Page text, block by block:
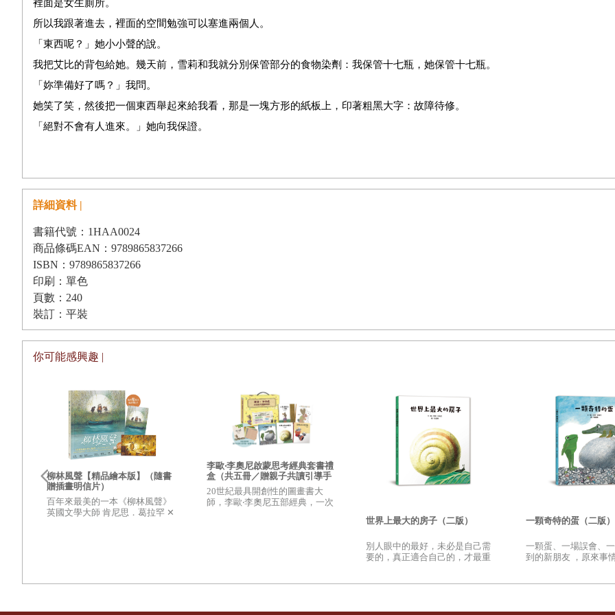
裡面是女生廁所。
所以我跟著進去，裡面的空間勉強可以塞進兩個人。
「東西呢？」她小小聲的說。
我把艾比的背包給她。幾天前，雪莉和我就分別保管部分的食物染劑：我保管十七瓶，她保管十七瓶。
「妳準備好了嗎？」我問。
她笑了笑，然後把一個東西舉起來給我看，那是一塊方形的紙板上，印著粗黑大字：故障待修。
「絕對不會有人進來。」她向我保證。
「萬一有人在裡面怎麼辦？」我問。
「那麼我會去另一間『人魚』。」
「那是男生廁所嗎？你是說真的嗎？」
雪莉聳聳肩。「嘿，現在沒有人可以阻止我了。」
她指出重點。「我要回吧枱去了，」她說。「比利還在痴痴地等著我。我想他應該愛上我了。」她輕輕擰了一下我的肩膀，「祝
德伍德。」
「妳也是，雪莉。」
我立刻把門鎖上。然後我聽到她把廁所壞了的標示掛在門上，我把艾比的背包打開，拿出染劑。船上的廁所基本上就是個大一點
是美其名為廁所，空間只夠你坐著上廁所。雖然裡頭的氣味混和了走味的啤酒、漂白水，還有雪莉的柑橘香水味，但比公廁會的
雖然待在裡面很不舒服，但總比躲在那個酒箱裡好。
有幾秒鐘我突然想到，如果我爸看到我在這裡會做何感想。以父親的身分來說，他會很生氣我又偷溜上船，但以熱愛大自然的身
驕傲我挺身而出。
我很了解老爸，他的建議就是：別被抓到！
當我打開第一瓶食用色素膠時，我就明白雪莉的意思了。膠狀色素簡直就像糖漿。我仔細地擠完塑膠容器，確保每一滴都滴進馬
用力沖馬桶。雪莉說過，這種膠很快就會凝固，如果卡在水管裡，我們的計畫就毀了。
只有一種方法可以確認，我蹲下去，捏住鼻子，凝視著馬桶骯髒的洞口。確認沒有殘存的紫紅色。到目前為止還算不錯，已經倒
詳細資料 |
書籍代號：1HAA0024
商品條碼EAN：9789865837266
ISBN：9789865837266
印刷：單色
頁數：240
裝訂：平裝
你可能感興趣 |
柳林風聲【精品繪本版】（隨書
贈插畫明信片）
百年來最美的一本《柳林風聲》
英國文學大師 肯尼思．葛拉罕 ✕
李歐‧李奧尼啟蒙思考經典套書禮
盒（共五冊／贈親子共讀引導手
冊+創意DIY色紙組）
20世紀最具開創性的圖畫書大
師，李歐‧李奧尼五部經典，一次
世界上最大的房子（二版）
別人眼中的最好，未必是自己需
要的，真正適合自己的，才最重
一顆奇特的蛋（二版）
一顆蛋、一場誤會、
到的新朋友 ，原來事